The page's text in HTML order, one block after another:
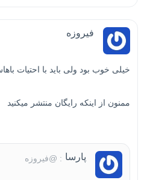
فیروزه
خیلی خوب بود ولی باید با احتیات
ممنون از اینکه رایگان منتشر میکنید
پارسا : @فیروزه